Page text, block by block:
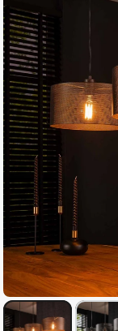
av
bildegalleri